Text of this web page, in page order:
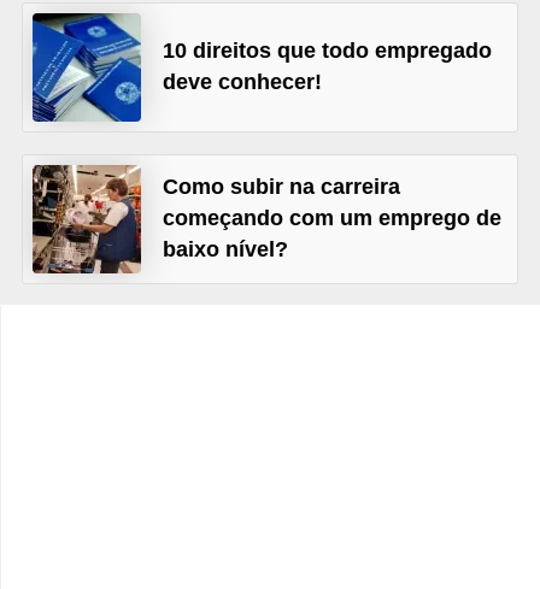
10 direitos que todo empregado
deve conhecer!
Como subir na carreira
começando com um emprego de
baixo nível?
o
s
C
n
t
r